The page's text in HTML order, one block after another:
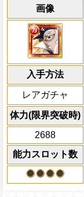
画像
入手方法
レアガチャ
体力(限界突破時)
2688
能力スロット数